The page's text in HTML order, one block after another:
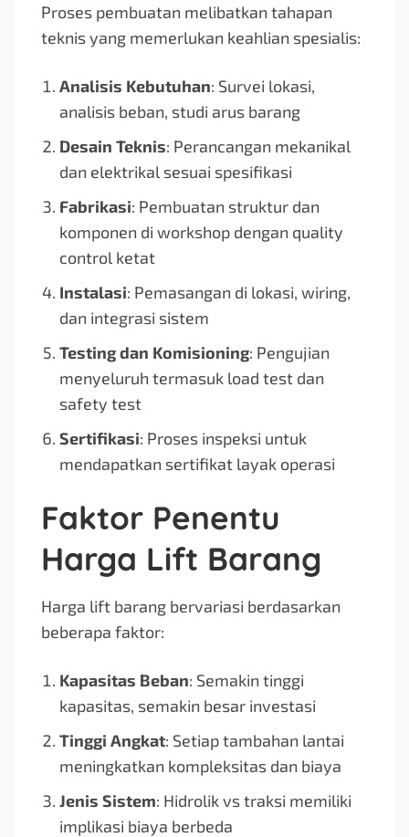
Proses pembuatan melibatkan tahapan
teknis yang memerlukan keahlian spesialis:
Analisis Kebutuhan: Survei lokasi,
analisis beban, studi arus barang
Desain Teknis: Perancangan mekanikal
dan elektrikal sesuai spesifikasi
Fabrikasi: Pembuatan struktur dan
komponen di workshop dengan quality
control ketat
Instalasi: Pemasangan di lokasi, wiring,
dan integrasi sistem
Testing dan Komisioning: Pengujian
menyeluruh termasuk load test dan
safety test
Sertifikasi: Proses inspeksi untuk
mendapatkan sertifikat layak operasi
Faktor Penentu
Harga Lift Barang
Harga lift barang bervariasi berdasarkan
beberapa faktor:
Kapasitas Beban: Semakin tinggi
kapasitas, semakin besar investasi
Tinggi Angkat: Setiap tambahan lantai
meningkatkan kompleksitas dan biaya
Jenis Sistem: Hidrolik vs traksi memiliki
implikasi biaya berbeda